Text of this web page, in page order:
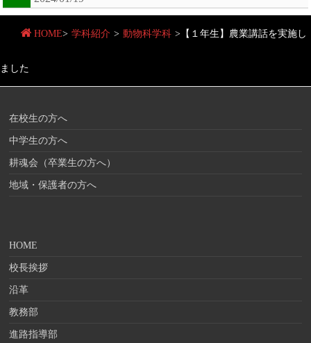
HOME> 学科紹介 > 動物科学科 > 【１年生】農業講話を実施し
ました
在校生の方へ
中学生の方へ
耕魂会（卒業生の方へ）
地域・保護者の方へ
HOME
校長挨拶
沿革
教務部
進路指導部